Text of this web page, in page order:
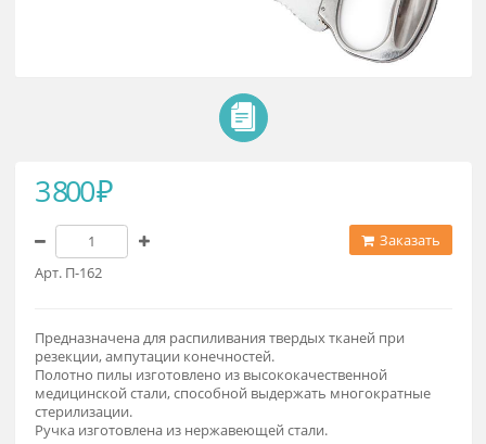
3 800 ₽
Арт. П-162